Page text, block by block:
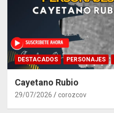
DESTACADOS PERSONAJES
Cayetano Rubio
29/07/2026 corozcov